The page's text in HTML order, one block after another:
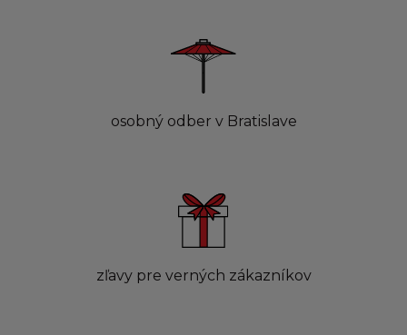
osobný odber v Bratislave
zľavy pre verných zákazníkov